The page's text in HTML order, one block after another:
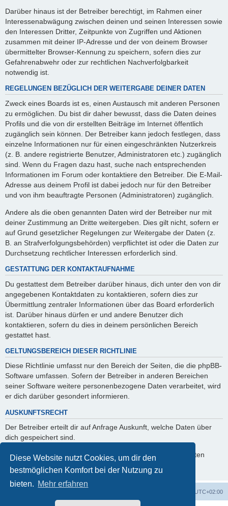
Diese Website nutzt Cookies, um dir den
bestmöglichen Komfort bei der Nutzung zu
bieten. Mehr erfahren
Darüber hinaus ist der Betreiber berechtigt, im Rahmen einer
Interessenabwägung zwischen deinen und seinen Interessen sowie
den Interessen Dritter, Zeitpunkte von Zugriffen und Aktionen
zusammen mit deiner IP-Adresse und der von deinem Browser
übermittelter Browser-Kennung zu speichern, sofern dies zur
Gefahrenabwehr oder zur rechtlichen Nachverfolgbarkeit
notwendig ist.
REGELUNGEN BEZÜGLICH DER WEITERGABE DEINER DATEN
Zweck eines Boards ist es, einen Austausch mit anderen Personen
zu ermöglichen. Du bist dir daher bewusst, dass die Daten deines
Profils und die von dir erstellten Beiträge im Internet öffentlich
zugänglich sein können. Der Betreiber kann jedoch festlegen, dass
einzelne Informationen nur für einen eingeschränkten Nutzerkreis
(z. B. andere registrierte Benutzer, Administratoren etc.) zugänglich
sind. Wenn du Fragen dazu hast, suche nach entsprechenden
Informationen im Forum oder kontaktiere den Betreiber. Die E-Mail-
Adresse aus deinem Profil ist dabei jedoch nur für den Betreiber
und von ihm beauftragte Personen (Administratoren) zugänglich.
Andere als die oben genannten Daten wird der Betreiber nur mit
deiner Zustimmung an Dritte weitergeben. Dies gilt nicht, sofern er
auf Grund gesetzlicher Regelungen zur Weitergabe der Daten (z.
B. an Strafverfolgungsbehörden) verpflichtet ist oder die Daten zur
Durchsetzung rechtlicher Interessen erforderlich sind.
GESTATTUNG DER KONTAKTAUFNAHME
Du gestattest dem Betreiber darüber hinaus, dich unter den von dir
angegebenen Kontaktdaten zu kontaktieren, sofern dies zur
Übermittlung zentraler Informationen über das Board erforderlich
ist. Darüber hinaus dürfen er und andere Benutzer dich
kontaktieren, sofern du dies in deinem persönlichen Bereich
gestattet hast.
GELTUNGSBEREICH DIESER RICHTLINIE
Diese Richtlinie umfasst nur den Bereich der Seiten, die die phpBB-
Software umfassen. Sofern der Betreiber in anderen Bereichen
seiner Software weitere personenbezogene Daten verarbeitet, wird
er dich darüber gesondert informieren.
AUSKUNFTSRECHT
Der Betreiber erteilt dir auf Anfrage Auskunft, welche Daten über
dich gespeichert sind.
Du kannst jederzeit die Löschung bzw. Sperrung deiner Daten
verlangen. Kontaktiere hierzu bitte den Betreiber.
UTC+02:00